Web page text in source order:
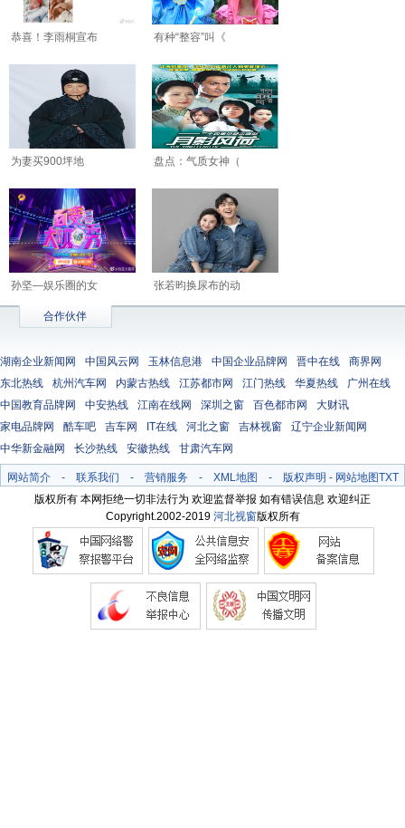
恭喜！李雨桐宣布 有种“整容”叫《
为妻买900坪地 盘点：气质女神（
孙坚—娱乐圈的女 张若昀换尿布的动
合作伙伴
湖南企业新闻网 中国风云网 玉林信息港 中国企业品牌网 晋中在线
商界网
东北热线
杭州汽车网 内蒙古热线 江苏都市网 江门热线 华夏热线
广州在线
中国教育品牌网
中安热线 江南在线网 深圳之窗 百色都市网
大财讯
家电品牌网
酷车吧 吉车网 IT在线 河北之窗 吉林视窗
辽宁企业新闻网
中华新金融网
长沙热线 安徽热线 甘肃汽车网
网站简介- 联系我们 - 营销服务 - XML地图 - 版权声明 - 网站地图TXT
版权所有 本网拒绝一切非法行为 欢迎监督举报 如有错误信息 欢迎纠正
Copyright.2002-2019 河北视窗版权所有